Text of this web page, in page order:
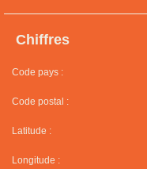
Chiffres
Code pays :
Code postal :
Latitude :
Longitude :